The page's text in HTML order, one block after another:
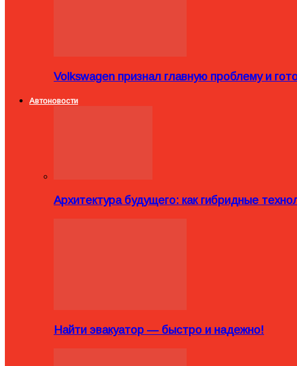
Volkswagen признал главную проблему и
Автоновости
Архитектура будущего: как гибридные
Найти эвакуатор — быстро и надежно!